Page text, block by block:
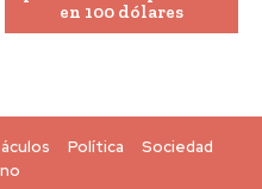
en 100 dólares
Política
Sociedad